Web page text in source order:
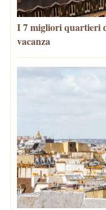
I 7 migliori quartieri
vacanza